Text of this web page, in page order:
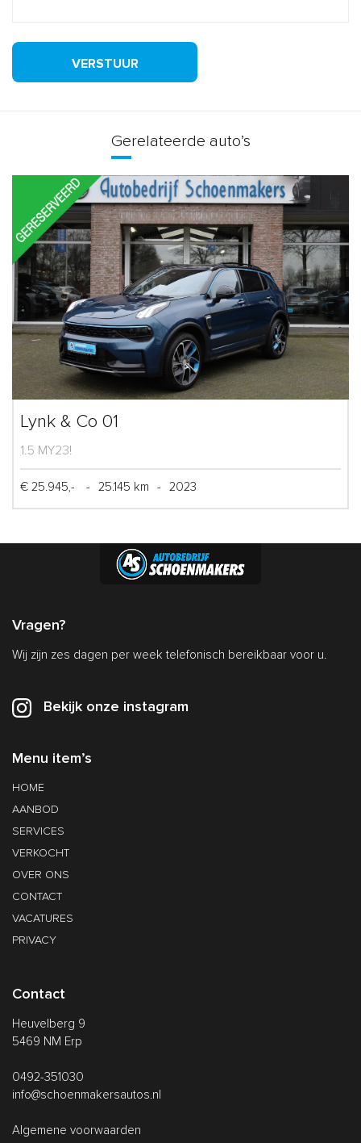
VERSTUUR
Gerelateerde auto’s
Lynk & Co 01
1.5 MY23!
€ 25.945,- - 25.145 km - 2023
Vragen?
Wij zijn zes dagen per week telefonisch bereikbaar voor u.
Bekijk onze instagram
Menu item’s
HOME
AANBOD
SERVICES
VERKOCHT
OVER ONS
CONTACT
VACATURES
PRIVACY
Contact
Heuvelberg 9
5469 NM Erp
0492-351030
info@schoenmakersautos.nl
Algemene voorwaarden